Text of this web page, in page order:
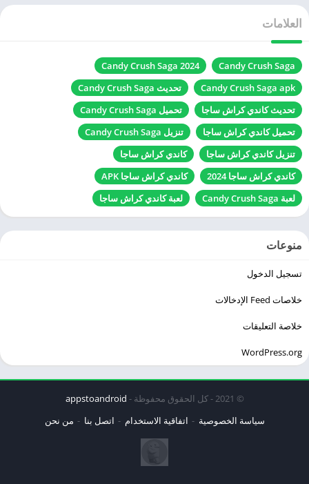
العلامات
Candy Crush Saga
Candy Crush Saga 2024
Candy Crush Saga apk
تحديث Candy Crush Saga
تحديث كاندي كراش ساجا
تحميل Candy Crush Saga
تحميل كاندي كراش ساجا
تنزيل Candy Crush Saga
تنزيل كاندي كراش ساجا
كاندي كراش ساجا
كاندي كراش ساجا 2024
كاندي كراش ساجا APK
لعبة Candy Crush Saga
لعبة كاندي كراش ساجا
منوعات
تسجيل الدخول
خلاصات Feed الإدخالات
خلاصة التعليقات
WordPress.org
© 2021 - كل الحقوق محفوظة -
appstoandroid
سياسة الخصوصية
اتفاقية الاستخدام اتصل بنا من نحن